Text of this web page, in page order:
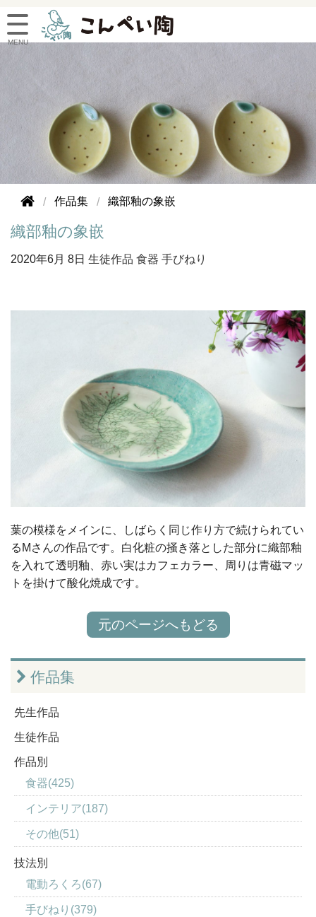
作品集 織部釉の象嵌
織部釉の象嵌
2020年6月 8日 生徒作品 食器 手びねり
葉の模様をメインに、しばらく同じ作り方で続けられてい
るMさんの作品です。白化粧の掻き落とした部分に織部釉
を入れて透明釉、赤い実はカフェカラー、周りは青磁マッ
トを掛けて酸化焼成です。
元のページへもどる
作品集
先生作品
生徒作品
作品別
食器(425)
インテリア(187)
その他(51)
技法別
電動ろくろ(67)
手びねり(379)